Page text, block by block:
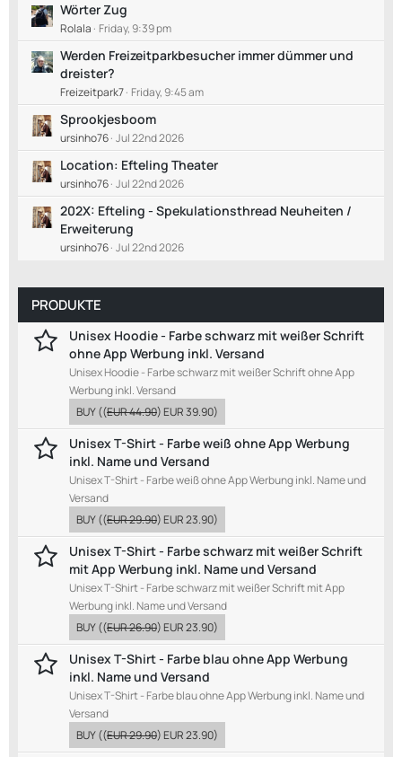
Wörter Zug
Rolala Friday, 9:39 pm
Werden Freizeitparkbesucher immer dümmer und
dreister?
Freizeitpark7 Friday, 9:45 am
Sprookjesboom
ursinho76 Jul 22nd 2026
Location: Efteling Theater
ursinho76 Jul 22nd 2026
202X: Efteling - Spekulationsthread Neuheiten /
Erweiterung
ursinho76 Jul 22nd 2026
PRODUKTE
Unisex Hoodie - Farbe schwarz mit weißer Schrift
ohne App Werbung inkl. Versand
Unisex Hoodie - Farbe schwarz mit weißer Schrift ohne App
Werbung inkl. Versand
BUY((EUR 44.90)EUR 39.90)
Unisex T-Shirt - Farbe weiß ohne App Werbung
inkl. Name und Versand
Unisex T-Shirt - Farbe weiß ohne App Werbung inkl. Name und
Versand
BUY((EUR 29.90)EUR 23.90)
Unisex T-Shirt - Farbe schwarz mit weißer Schrift
mit App Werbung inkl. Name und Versand
Unisex T-Shirt - Farbe schwarz mit weißer Schrift mit App
Werbung inkl. Name und Versand
BUY((EUR 26.90)EUR 23.90)
Unisex T-Shirt - Farbe blau ohne App Werbung
inkl. Name und Versand
Unisex T-Shirt - Farbe blau ohne App Werbung inkl. Name und
Versand
BUY((EUR 29.90)EUR 23.90)